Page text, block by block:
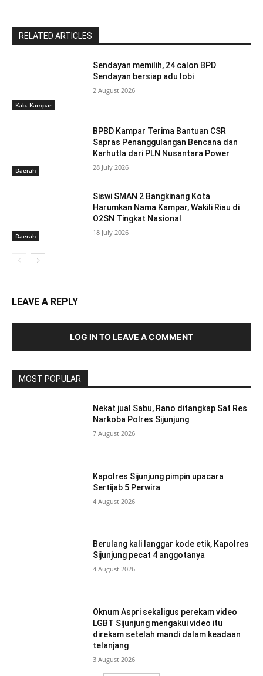
RELATED ARTICLES
Kab. Kampar
Sendayan memilih, 24 calon BPD
Sendayan bersiap adu lobi
2 August 2026
Daerah
BPBD Kampar Terima Bantuan CSR
Sapras Penanggulangan Bencana dan
Karhutla dari PLN Nusantara Power
28 July 2026
Daerah
Siswi SMAN 2 Bangkinang Kota
Harumkan Nama Kampar, Wakili Riau di
O2SN Tingkat Nasional
18 July 2026
LEAVE A REPLY
LOG IN TO LEAVE A COMMENT
MOST POPULAR
Nekat jual Sabu, Rano ditangkap Sat Res
Narkoba Polres Sijunjung
7 August 2026
Kapolres Sijunjung pimpin upacara
Sertijab 5 Perwira
4 August 2026
Berulang kali langgar kode etik, Kapolres
Sijunjung pecat 4 anggotanya
4 August 2026
Oknum Aspri sekaligus perekam video
LGBT Sijunjung mengakui video itu
direkam setelah mandi dalam keadaan
telanjang
3 August 2026